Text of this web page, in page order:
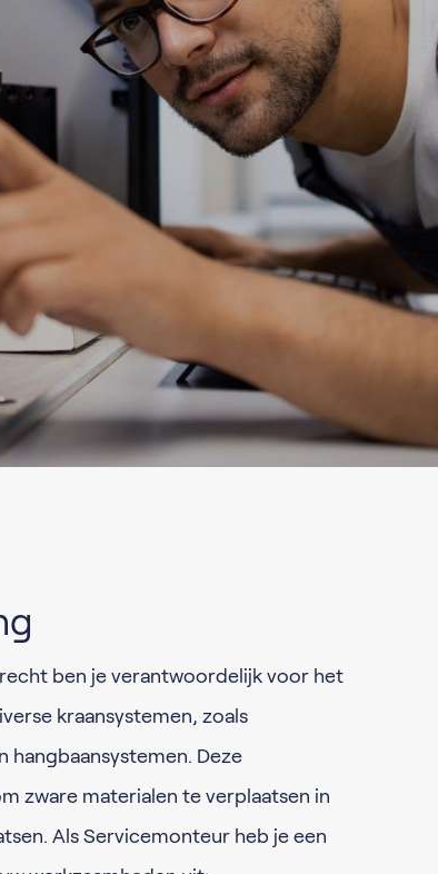
ben je verantwoordelijk voor het
kraansystemen, zoals
hangbaansystemen. Deze
zware materialen te verplaatsen in
Als Servicemonteur heb je een